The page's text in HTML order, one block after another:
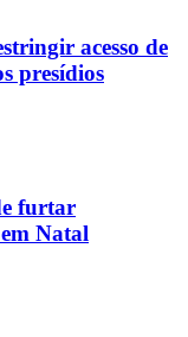
acesso de
presídios
furtar
Natal